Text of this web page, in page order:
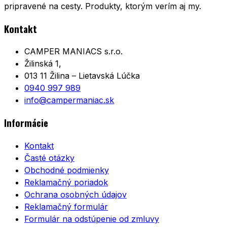
pripravené na cesty. Produkty, ktorým verím aj my.
Kontakt
CAMPER MANIACS s.r.o.
Žilinská 1,
013 11 Žilina – Lietavská Lúčka
0940 997 989
info@campermaniac.sk
Informácie
Kontakt
Časté otázky
Obchodné podmienky
Reklamačný poriadok
Ochrana osobných údajov
Reklamačný formulár
Formulár na odstúpenie od zmluvy